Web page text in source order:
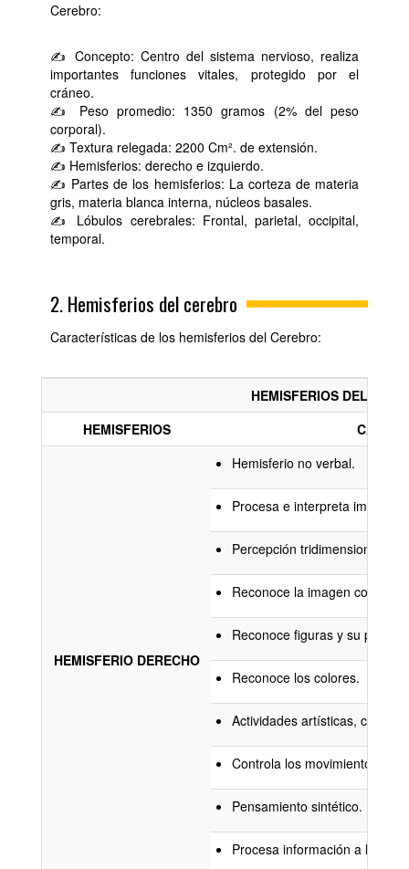
Cerebro:
✍ Concepto: Centro del sistema nervioso, realiza
importantes funciones vitales, protegido por el
cráneo.
✍ Peso promedio: 1350 gramos (2% del peso
corporal).
✍ Textura relegada: 2200 Cm². de extensión.
✍ Hemisferios: derecho e izquierdo.
✍ Partes de los hemisferios: La corteza de materia
gris, materia blanca interna, núcleos basales.
✍ Lóbulos cerebrales: Frontal, parietal, occipital,
temporal.
2. Hemisferios del cerebro
Características de los hemisferios del Cerebro:
HEMISFERIOS DEL
HEMISFERIOS
HEMISFERIO DERECHO
Hemisferio no verbal.
Procesa e interpreta
Percepción tridimensional.
Reconoce la imagen
Reconoce figuras y su
Reconoce los colores.
Actividades artísticas,
Controla los movimientos del
Pensamiento sintético.
Procesa información a la vez